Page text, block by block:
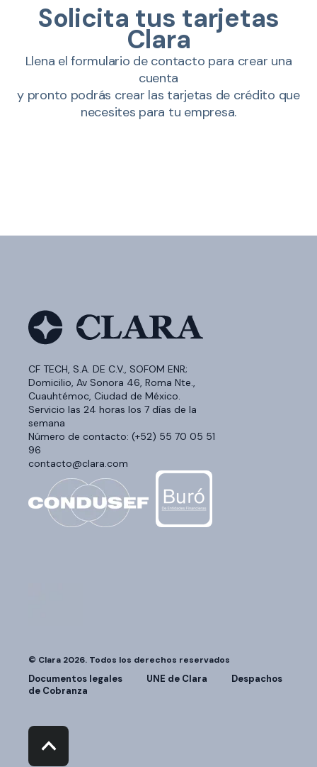
Solicita tus tarjetas
Clara
Llena el formulario de contacto para crear una
cuenta
y pronto podrás crear las tarjetas de crédito que
necesites para tu empresa.
CF TECH, S.A. DE C.V., SOFOM ENR;
Domicilio, Av Sonora 46, Roma Nte.,
Cuauhtémoc, Ciudad de México.
Servicio las 24 horas los 7 días de la
semana
Número de contacto: (+52) 55 70 05 51
96
contacto@clara.com
© Clara 2026. Todos los derechos reservados
Documentos legales UNE de Clara
Despachos
de Cobranza